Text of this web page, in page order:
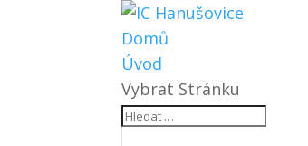
Domů
Úvod
Vybrat Stránku